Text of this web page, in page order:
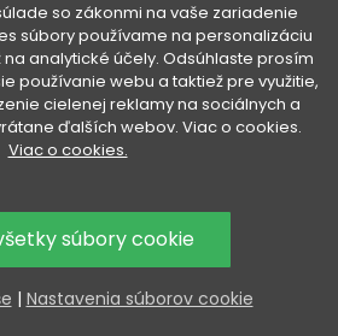
so zákonmi na vaše zariadenie
súbory používame na personalizáciu
analytické účely. Odsúhlaste prosím
používanie webu a taktiež pre využitie,
cielenej reklamy na sociálnych a
ďalších webov. Viac o cookies.
Viac o cookies.
súbory cookie
| Nastavenia súborov cookie